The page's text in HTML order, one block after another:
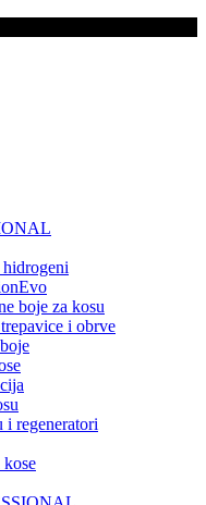
boje za kosu
i obrve
i regeneratori